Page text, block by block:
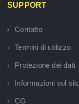
SUPPORT
Contatto
Termini di utilizzo
Protezione dei dati
Informazioni sul
CG